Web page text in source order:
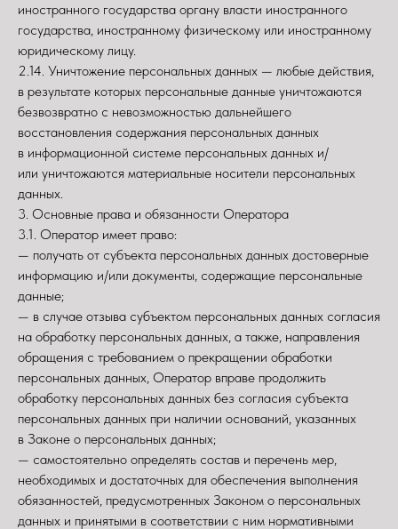
иностранного государства органу власти иностранного
государства, иностранному физическому или иностранному
юридическому лицу.
2.14. Уничтожение персональных данных — любые действия,
в результате которых персональные данные уничтожаются
безвозвратно с невозможностью дальнейшего
восстановления содержания персональных данных
в информационной системе персональных данных и/
или уничтожаются материальные носители персональных
данных.
3. Основные права и обязанности Оператора
3.1. Оператор имеет право:
— получать от субъекта персональных данных достоверные
информацию и/или документы, содержащие персональные
данные;
— в случае отзыва субъектом персональных данных согласия
на обработку персональных данных, а также, направления
обращения с требованием о прекращении обработки
персональных данных, Оператор вправе продолжить
обработку персональных данных без согласия субъекта
персональных данных при наличии оснований, указанных
в Законе о персональных данных;
— самостоятельно определять состав и перечень мер,
необходимых и достаточных для обеспечения выполнения
обязанностей, предусмотренных Законом о персональных
данных и принятыми в соответствии с ним нормативными